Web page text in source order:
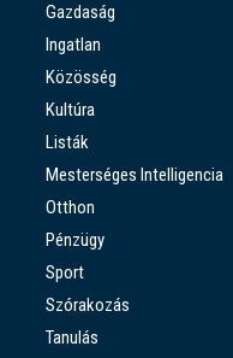
Gazdaság
Ingatlan
Közösség
Kultúra
Listák
Mesterséges Intelligencia
Otthon
Pénzügy
Sport
Szórakozás
Tanulás